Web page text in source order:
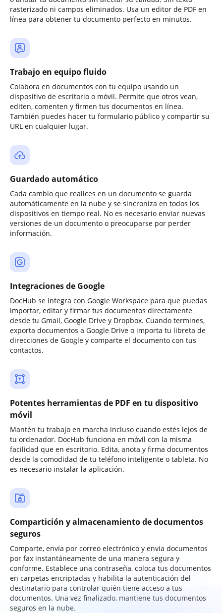
rasterizado ni campos eliminados. Usa un editor de PDF en
línea para obtener tu documento perfecto en minutos.
Trabajo en equipo fluido
Colabora en documentos con tu equipo usando un
dispositivo de escritorio o móvil. Permite que otros vean,
editen, comenten y firmen tus documentos en línea.
También puedes hacer tu formulario público y compartir su
URL en cualquier lugar.
Guardado automático
Cada cambio que realices en un documento se guarda
automáticamente en la nube y se sincroniza en todos los
dispositivos en tiempo real. No es necesario enviar nuevas
versiones de un documento o preocuparse por perder
información.
Integraciones de Google
DocHub se integra con Google Workspace para que puedas
importar, editar y firmar tus documentos directamente
desde tu Gmail, Google Drive y Dropbox. Cuando termines,
exporta documentos a Google Drive o importa tu libreta de
direcciones de Google y comparte el documento con tus
contactos.
Potentes herramientas de PDF en tu dispositivo
móvil
Mantén tu trabajo en marcha incluso cuando estés lejos de
tu ordenador. DocHub funciona en móvil con la misma
facilidad que en escritorio. Edita, anota y firma documentos
desde la comodidad de tu teléfono inteligente o tableta. No
es necesario instalar la aplicación.
Compartición y almacenamiento de documentos
seguros
Comparte, envía por correo electrónico y envía documentos
por fax instantáneamente de una manera segura y
conforme. Establece una contraseña, coloca tus documentos
en carpetas encriptadas y habilita la autenticación del
destinatario para controlar quién tiene acceso a tus
documentos. Una vez finalizado, mantiene tus documentos
seguros en la nube.